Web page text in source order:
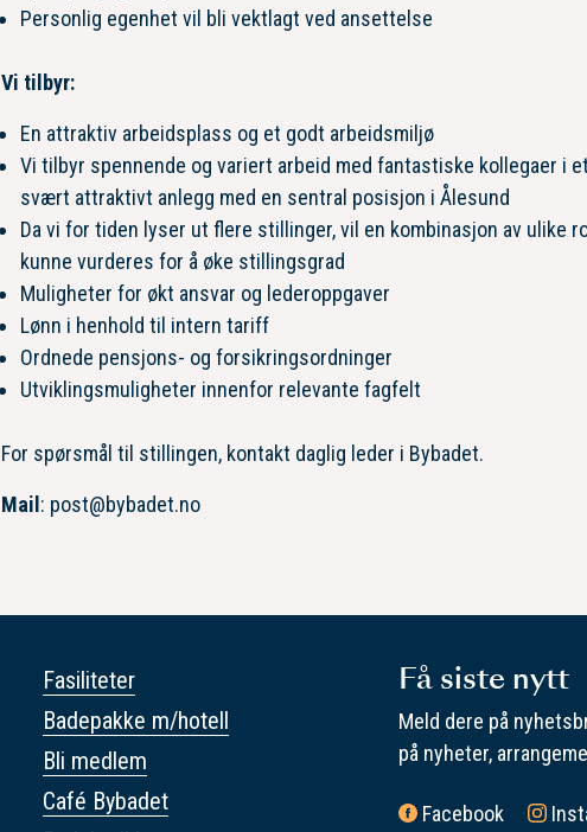
Personlig egenhet vil bli vektlagt ved ansettelse
Vi tilbyr:
En attraktiv arbeidsplass og et godt arbeidsmiljø
Vi tilbyr spennende og variert arbeid med fantastiske kollegaer i
svært attraktivt anlegg med en sentral posisjon i Ålesund
Da vi for tiden lyser ut flere stillinger, vil en kombinasjon av ulike
kunne vurderes for å øke stillingsgrad
Muligheter for økt ansvar og lederoppgaver
Lønn i henhold til intern tariff
Ordnede pensjons- og forsikringsordninger
Utviklingsmuligheter innenfor relevante fagfelt
For spørsmål til stillingen, kontakt daglig leder i Bybadet.
Mail : post@bybadet.no
Fasiliteter
Badepakke m/hotell
Bli medlem
Café Bybadet
Få siste nytt
Meld dere på
på nyheter,
Facebook